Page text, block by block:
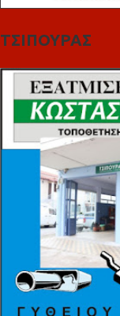
ΤΣΙΠΟΥΡΑΣ